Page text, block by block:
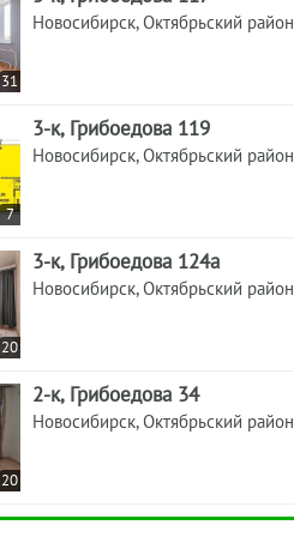
31
Новосибирск, Октябрьский район
7
3-к, Грибоедова 119
Новосибирск, Октябрьский район
20
3-к, Грибоедова 124а
Новосибирск, Октябрьский район
20
2-к, Грибоедова 34
Новосибирск, Октябрьский район